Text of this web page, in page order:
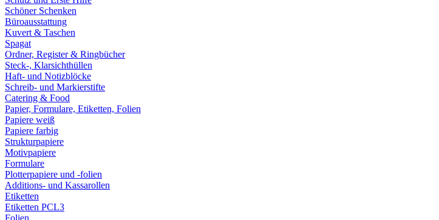
Schöner Schenken
Büroausstattung
Kuvert & Taschen
Spagat
Ordner, Register & Ringbücher
Steck-, Klarsichthüllen
Haft- und Notizblöcke
Schreib- und Markierstifte
Catering & Food
Papier, Formulare, Etiketten, Folien
Papiere weiß
Papiere farbig
Strukturpapiere
Motivpapiere
Formulare
Plotterpapiere und -folien
Additions- und Kassarollen
Etiketten
Etiketten PCL3